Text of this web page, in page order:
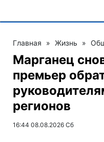
Главная » Жизнь »
Марганец
премьер
регионов
16:44 08.08.2026 Сб